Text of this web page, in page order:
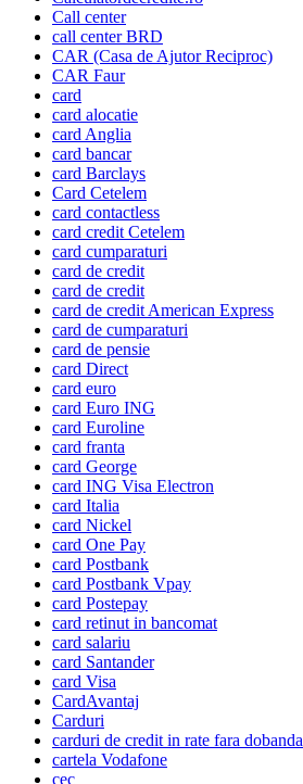
Call center
call center BRD
CAR (Casa de Ajutor Reciproc)
CAR Faur
card
card alocatie
card Anglia
card bancar
card Barclays
Card Cetelem
card contactless
card credit Cetelem
card cumparaturi
card de credit
card de credit
card de credit American Express
card de cumparaturi
card de pensie
card Direct
card euro
card Euro ING
card Euroline
card franta
card George
card ING Visa Electron
card Italia
card Nickel
card One Pay
card Postbank
card Postbank Vpay
card Postepay
card retinut in bancomat
card salariu
card Santander
card Visa
CardAvantaj
Carduri
carduri de credit in rate fara dobanda
cartela Vodafone
cec